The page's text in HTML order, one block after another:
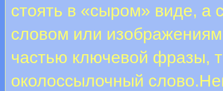
стоять в «сыром» виде, а
словом или
частью ключевой фразы,
околоссылочный